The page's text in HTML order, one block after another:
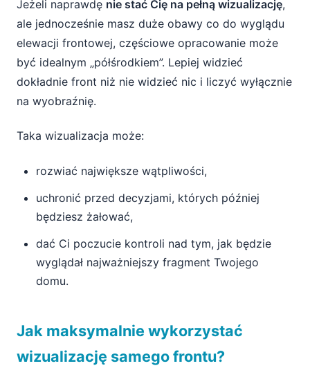
Jeżeli naprawdę nie stać Cię na pełną wizualizację,
ale jednocześnie masz duże obawy co do wyglądu
elewacji frontowej, częściowe opracowanie może
być idealnym „półśrodkiem”. Lepiej widzieć
dokładnie front niż nie widzieć nic i liczyć wyłącznie
na wyobraźnię.
Taka wizualizacja może:
rozwiać największe wątpliwości,
uchronić przed decyzjami, których później
będziesz żałować,
dać Ci poczucie kontroli nad tym, jak będzie
wyglądał najważniejszy fragment Twojego
domu.
Jak maksymalnie wykorzystać
wizualizację samego frontu?